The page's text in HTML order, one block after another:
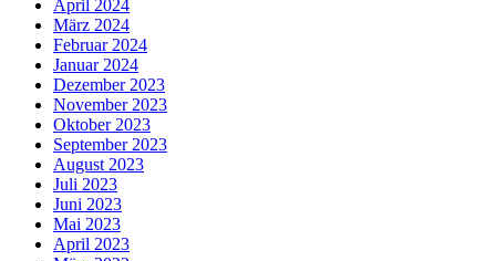
April 2024
März 2024
Februar 2024
Januar 2024
Dezember 2023
November 2023
Oktober 2023
September 2023
August 2023
Juli 2023
Juni 2023
Mai 2023
April 2023